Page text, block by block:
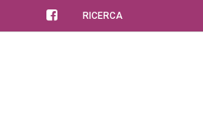
RICERCA